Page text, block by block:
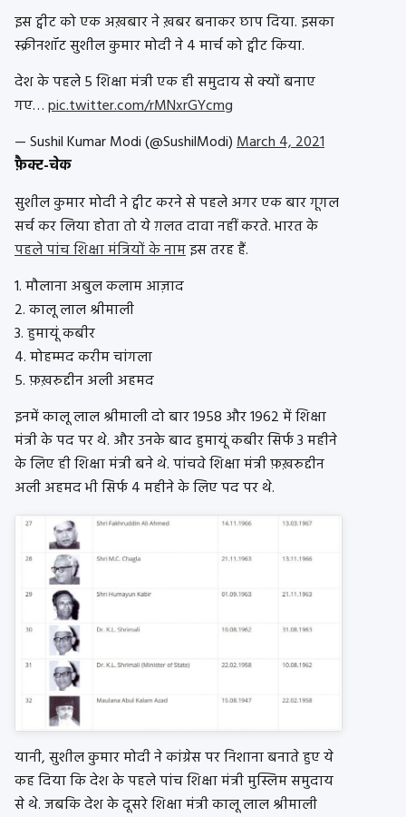
इस ट्वीट को एक अख़बार ने ख़बर बनाकर छाप दिया. इसका
स्क्रीनशॉट सुशील कुमार मोदी ने 4 मार्च को ट्वीट किया.
देश के पहले 5 शिक्षा मंत्री एक ही समुदाय से क्यों बनाए
गए…pic.twitter.com/rMNxrGYcmg
— Sushil Kumar Modi (@SushilModi)March 4, 2021
फ़ैक्ट-चेक
सुशील कुमार मोदी ने ट्वीट करने से पहले अगर एक बार गूगल
सर्च कर लिया होता तो ये ग़लत दावा नहीं करते. भारत के
पहले पांच शिक्षा मंत्रियों के नामइस तरह हैं.
1. मौलाना अबुल कलाम आज़ाद
2. कालू लाल श्रीमाली
3. हुमायूं कबीर
4. मोहम्मद करीम चांगला
5. फ़ख़रुद्दीन अली अहमद
इनमें कालू लाल श्रीमाली दो बार 1958 और 1962 में शिक्षा
मंत्री के पद पर थे. और उनके बाद हुमायूं कबीर सिर्फ 3 महीने
के लिए ही शिक्षा मंत्री बने थे. पांचवे शिक्षा मंत्री फ़ख़रुद्दीन
अली अहमद भी सिर्फ 4 महीने के लिए पद पर थे.
यानी, सुशील कुमार मोदी ने कांग्रेस पर निशाना बनाते हुए ये
कह दिया कि देश के पहले पांच शिक्षा मंत्री मुस्लिम समुदाय
से थे. जबकि देश के दूसरे शिक्षा मंत्री कालू लाल श्रीमाली